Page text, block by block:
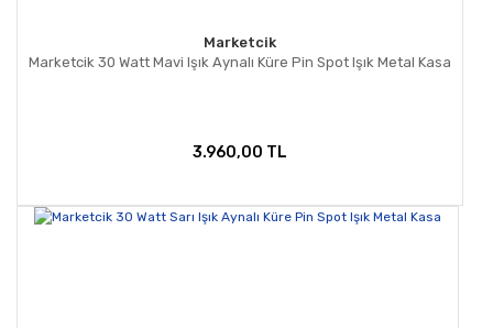
Marketcik
Marketcik 30 Watt Mavi Işık Aynalı Küre Pin Spot Işık Metal Kasa
3.960,00 TL